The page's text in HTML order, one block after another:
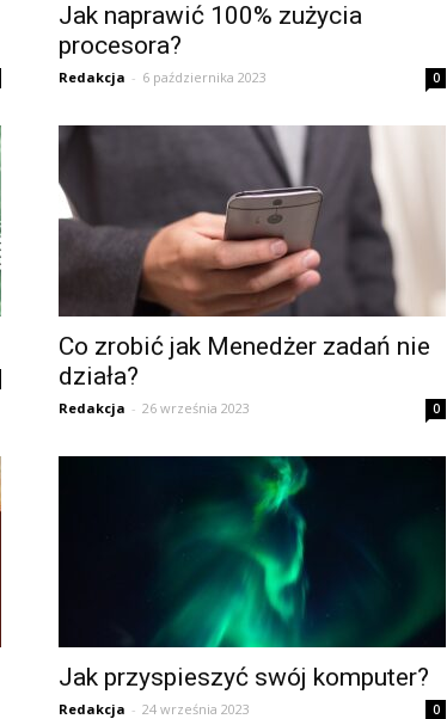
Jak naprawić 100% zużycia
procesora?
Redakcja - 6 października 2023 0
Co zrobić jak Menedżer zadań nie
działa?
Redakcja - 26 września 2023 0
Jak przyspieszyć swój komputer?
Redakcja - 24 września 2023 0